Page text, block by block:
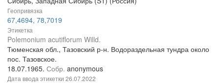
Геопривязка
67,4694, 78,7019
Этикетка
Polemonium acutiflorum Willd.
Тюменская обл., Тазовский р-н. Водораздельная тундра около
пос. Тазовское.
18.07.1965. Собр. anonymous
Дата ввода этикетки 26.07.2022